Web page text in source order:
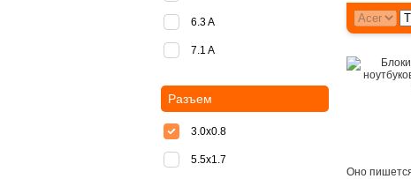
Оно
6.3 A
7.1 A
Разъем
3.0x0.8
5.5х1.7